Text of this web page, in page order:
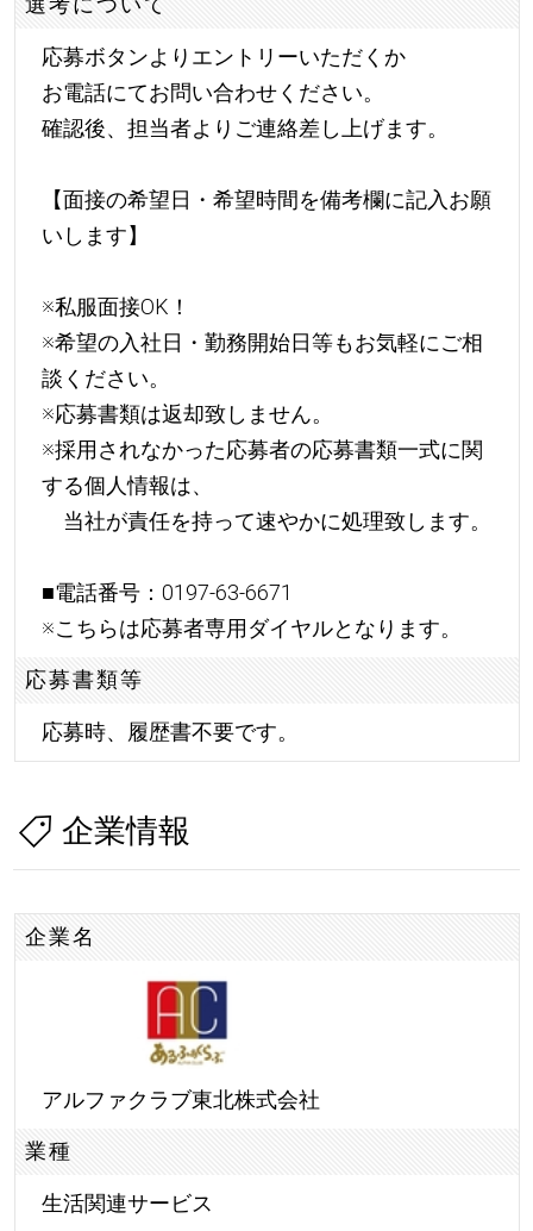
応募ボタンよりエントリーいただくか
お電話にてお問い合わせください。
確認後、担当者よりご連絡差し上げます。
【面接の希望日・希望時間を備考欄に記入お願
いします】
※私服面接OK！
※希望の入社日・勤務開始日等もお気軽にご相
談ください。
※応募書類は返却致しません。
※採用されなかった応募者の応募書類一式に関
する個人情報は、
当社が責任を持って速やかに処理致します。
■電話番号：0197-63-6671
※こちらは応募者専用ダイヤルとなります。
応募書類等
応募時、履歴書不要です。
企業情報
企業名
アルファクラブ東北株式会社
業種
生活関連サービス